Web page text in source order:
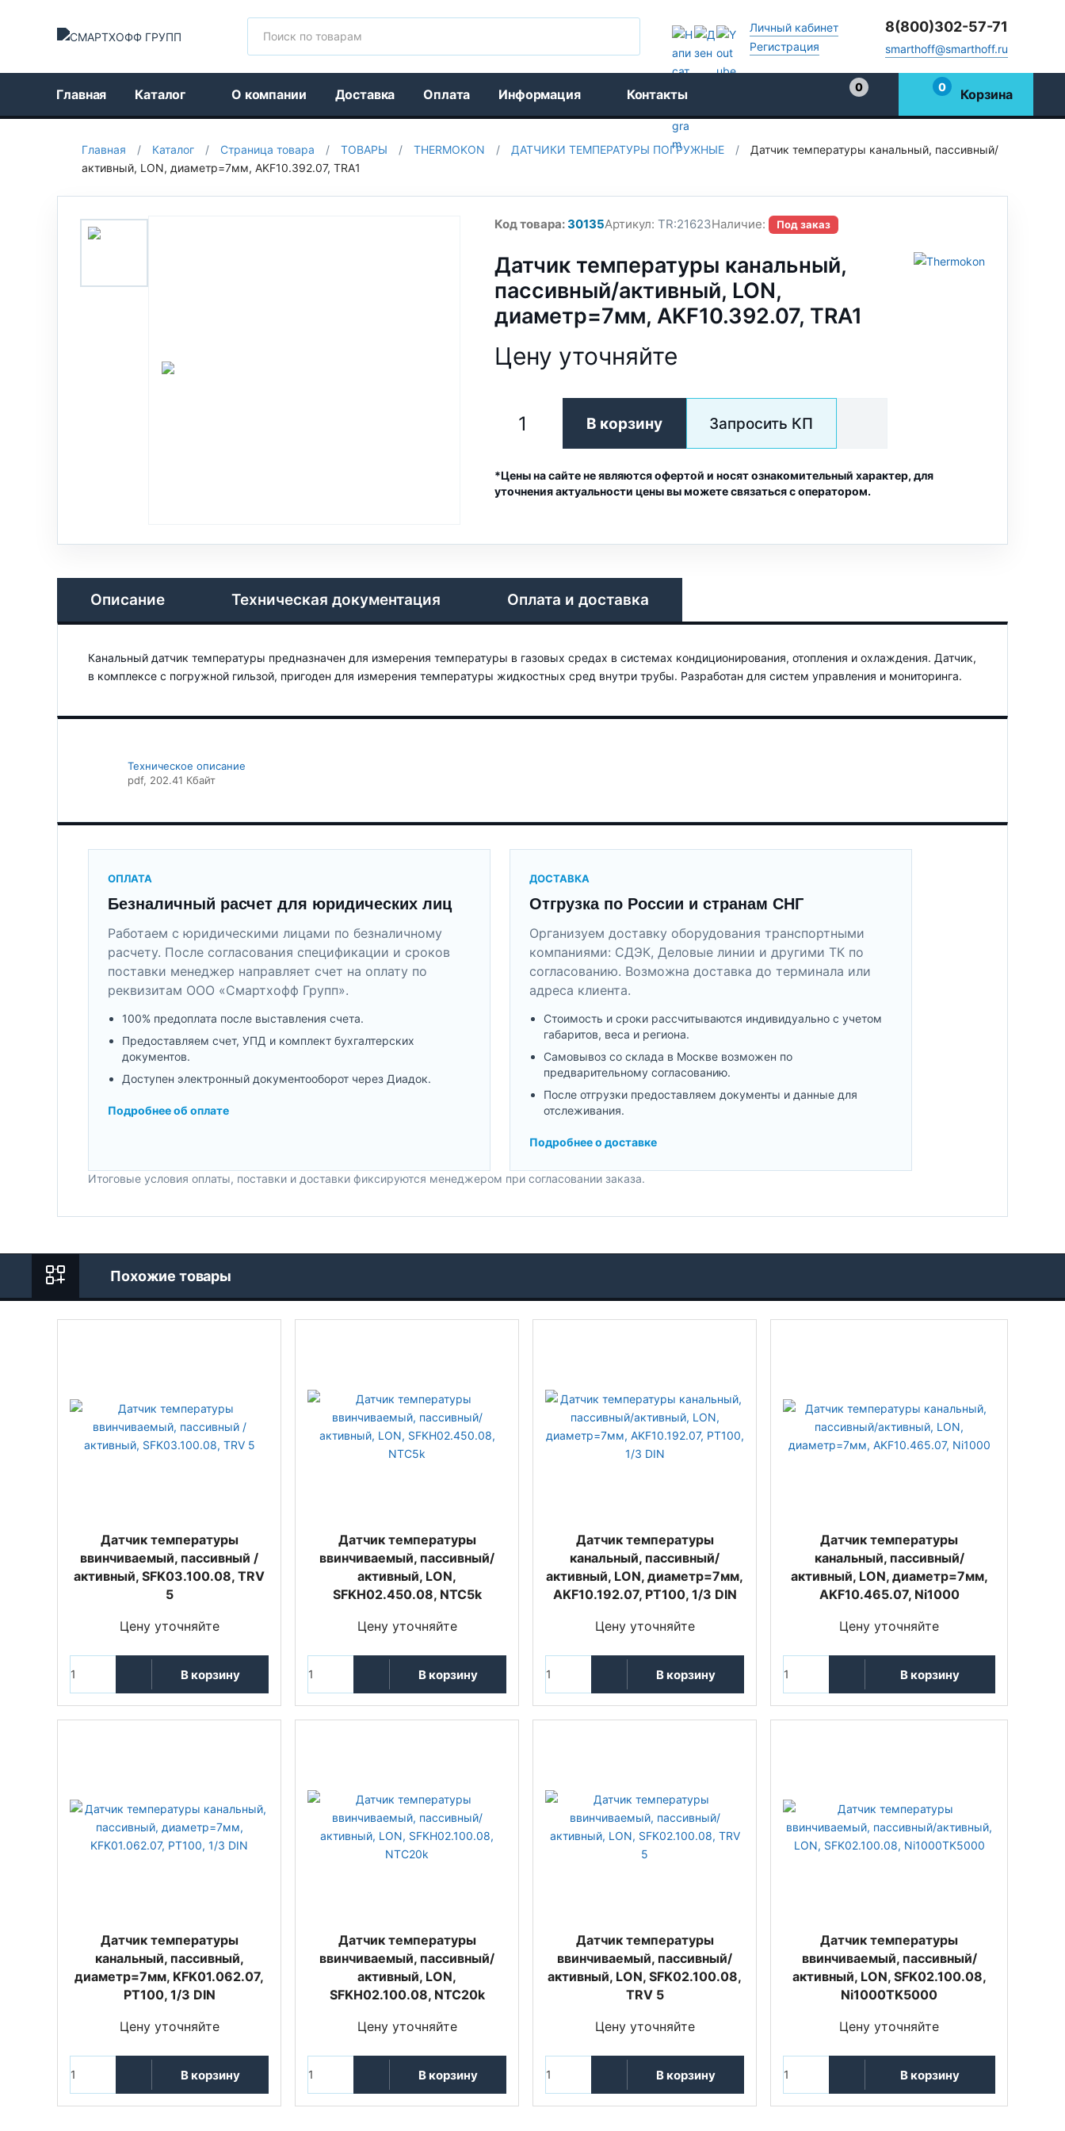
Личный кабинет
Регистрация
8(800)302-57-71
smarthoff@smarthoff.ru
Главная Каталог О компании Доставка Оплата Информация Контакты
0
0 Корзина
Главная / Каталог / Страница товара / ТОВАРЫ / THERMOKON / ДАТЧИКИ ТЕМПЕРАТУРЫ ПОГРУЖНЫЕ /
Датчик температуры канальный, пассивный/
активный, LON, диаметр=7мм, AKF10.392.07, TRA1
Код товара:30135Артикул: TR:21623Наличие: Под заказ
Датчик температуры канальный,
пассивный/активный, LON,
диаметр=7мм, AKF10.392.07, TRA1
Цену уточняйте
В корзину Запросить КП
*Цены на сайте не являются офертой и носят ознакомительный характер, для
уточнения актуальности цены вы можете связаться с оператором.
Описание Техническая документация Оплата и доставка
Канальный датчик температуры предназначен для измерения температуры в газовых средах в системах кондиционирования, отопления и охлаждения. Датчик,
в комплексе с погружной гильзой, пригоден для измерения температуры жидкостных сред внутри трубы. Разработан для систем управления и мониторинга.
Техническое описание
pdf, 202.41 Кбайт
ОПЛАТА
Безналичный расчет для юридических лиц
Работаем с юридическими лицами по безналичному
расчету. После согласования спецификации и сроков
поставки менеджер направляет счет на оплату по
реквизитам ООО «Смартхофф Групп».
100% предоплата после выставления счета.
Предоставляем счет, УПД и комплект бухгалтерских
документов.
Доступен электронный документооборот через Диадок.
Подробнее об оплате
ДОСТАВКА
Отгрузка по России и странам СНГ
Организуем доставку оборудования транспортными
компаниями: СДЭК, Деловые линии и другими ТК по
согласованию. Возможна доставка до терминала или
адреса клиента.
Стоимость и сроки рассчитываются индивидуально с учетом
габаритов, веса и региона.
Самовывоз со склада в Москве возможен по
предварительному согласованию.
После отгрузки предоставляем документы и данные для
отслеживания.
Подробнее о доставке
Итоговые условия оплаты, поставки и доставки фиксируются менеджером при согласовании заказа.
Похожие товары
Датчик температуры
ввинчиваемый, пассивный /
активный, SFK03.100.08, TRV
5
Цену уточняйте
В корзину
Датчик температуры
ввинчиваемый, пассивный/
активный, LON,
SFKH02.450.08, NTC5k
Цену уточняйте
В корзину
Датчик температуры
канальный, пассивный/
активный, LON, диаметр=7мм,
AKF10.192.07, PT100, 1/3 DIN
Цену уточняйте
В корзину
Датчик температуры
канальный, пассивный/
активный, LON, диаметр=7мм,
AKF10.465.07, Ni1000
Цену уточняйте
В корзину
Датчик температуры
канальный, пассивный,
диаметр=7мм, KFK01.062.07,
PT100, 1/3 DIN
Цену уточняйте
В корзину
Датчик температуры
ввинчиваемый, пассивный/
активный, LON,
SFKH02.100.08, NTC20k
Цену уточняйте
В корзину
Датчик температуры
ввинчиваемый, пассивный/
активный, LON, SFK02.100.08,
TRV 5
Цену уточняйте
В корзину
Датчик температуры
ввинчиваемый, пассивный/
активный, LON, SFK02.100.08,
Ni1000TK5000
Цену уточняйте
В корзину